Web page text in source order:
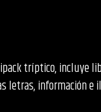
tríptico, incluye
letras, información e